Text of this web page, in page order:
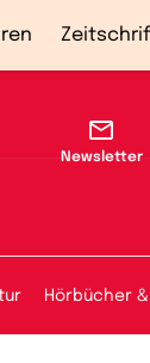
Newsletter
Hörbücher &